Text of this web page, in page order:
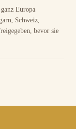
Europa
Schweiz,
bevor sie